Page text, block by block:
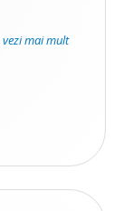
vezi mai mult